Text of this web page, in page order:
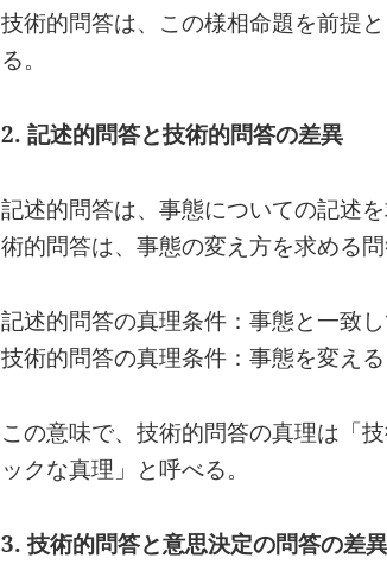
技術的問答は、この様相命題を前提
る。
2.記述的問答と技術的問答の差異
記述的問答は、事態についての記述
術的問答は、事態の変え方を求める問
記述的問答の真理条件：事態と一致
技術的問答の真理条件：事態を変え
この意味で、技術的問答の真理は「
ックな真理」と呼べる。
3.技術的問答と意思決定の問答の差異